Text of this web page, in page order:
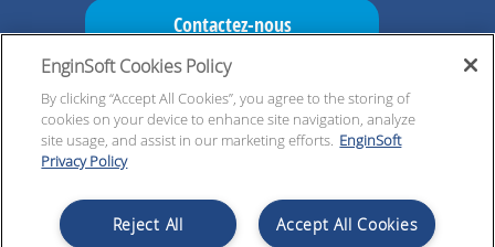
Contactez-nous
Ne manquez pas nos initiatives !
Aperçu des informations sur nos initiatives, ressources
exclusives et mises à jour !
EnginSoft Cookies Policy
By clicking “Accept All Cookies”, you agree to the storing of
cookies on your device to enhance site navigation, analyze
site usage, and assist in our marketing efforts. EnginSoft
Privacy Policy
Accept All Cookies
Reject All